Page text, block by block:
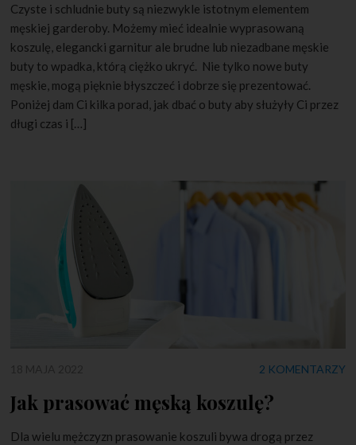
Czyste i schludnie buty są niezwykle istotnym elementem
męskiej garderoby. Możemy mieć idealnie wyprasowaną
koszulę, elegancki garnitur ale brudne lub niezadbane męskie
buty to wpadka, którą ciężko ukryć. Nie tylko nowe buty
męskie, mogą pięknie błyszczeć i dobrze się prezentować.
Poniżej dam Ci kilka porad, jak dbać o buty aby służyły Ci przez
długi czas i […]
2 KOMENTARZY
Jak prasować męską koszulę?
Dla wielu mężczyzn prasowanie koszuli bywa drogą przez